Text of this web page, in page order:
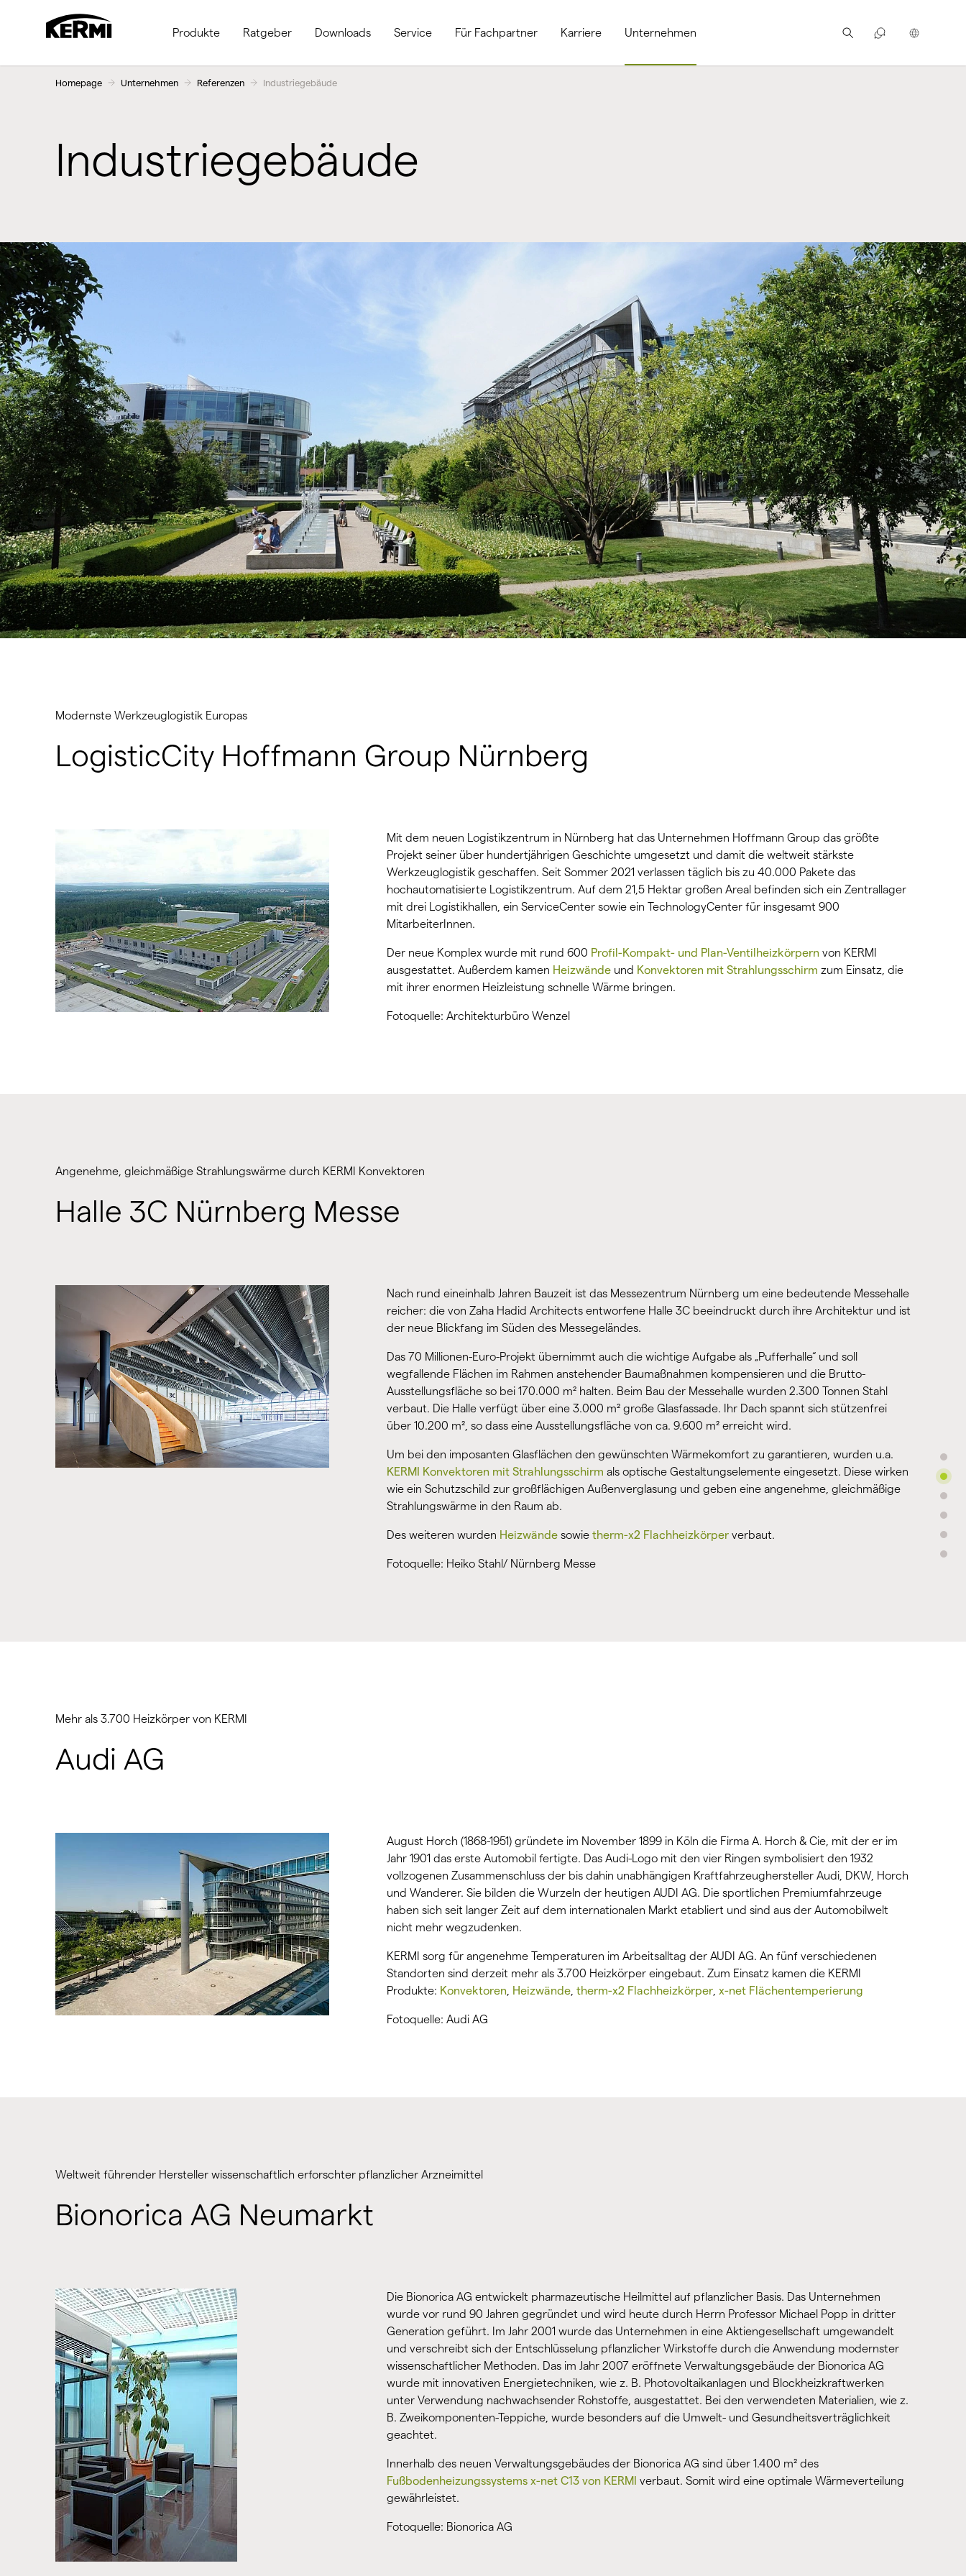
Produkte Ratgeber Downloads Service Für Fachpartner Karriere Unternehmen
Homepage Unternehmen Referenzen Industriegebäude
Industriegebäude
Modernste Werkzeuglogistik Europas
LogisticCity Hoffmann Group Nürnberg
Mit dem neuen Logistikzentrum in Nürnberg hat das Unternehmen Hoffmann Group das größte
Projekt seiner über hundertjährigen Geschichte umgesetzt und damit die weltweit stärkste
Werkzeuglogistik geschaffen. Seit Sommer 2021 verlassen täglich bis zu 40.000 Pakete das
hochautomatisierte Logistikzentrum. Auf dem 21,5 Hektar großen Areal befinden sich ein Zentrallager
mit drei Logistikhallen, ein ServiceCenter sowie ein TechnologyCenter für insgesamt 900
MitarbeiterInnen.
Der neue Komplex wurde mit rund 600 Profil-Kompakt- und Plan-Ventilheizkörpernvon KERMI
ausgestattet. Außerdem kamen Heizwändeund Konvektoren mit Strahlungsschirm zum Einsatz, die
mit ihrer enormen Heizleistung schnelle Wärme bringen.
Fotoquelle: Architekturbüro Wenzel
Angenehme, gleichmäßige Strahlungswärme durch KERMI Konvektoren
Halle 3C Nürnberg Messe
Nach rund eineinhalb Jahren Bauzeit ist das Messezentrum Nürnberg um eine bedeutende Messehalle
reicher: die von Zaha Hadid Architects entworfene Halle 3C beeindruckt durch ihre Architektur und ist
der neue Blickfang im Süden des Messegeländes.
Das 70 Millionen-Euro-Projekt übernimmt auch die wichtige Aufgabe als „Pufferhalle“ und soll
wegfallende Flächen im Rahmen anstehender Baumaßnahmen kompensieren und die Brutto-
Ausstellungsfläche so bei 170.000 m² halten. Beim Bau der Messehalle wurden 2.300 Tonnen Stahl
verbaut. Die Halle verfügt über eine 3.000 m² große Glasfassade. Ihr Dach spannt sich stützenfrei
über 10.200 m², so dass eine Ausstellungsfläche von ca. 9.600 m² erreicht wird.
Um bei den imposanten Glasflächen den gewünschten Wärmekomfort zu garantieren, wurden u.a.
KERMI Konvektoren mit Strahlungsschirm als optische Gestaltungselemente eingesetzt. Diese wirken
wie ein Schutzschild zur großflächigen Außenverglasung und geben eine angenehme, gleichmäßige
Strahlungswärme in den Raum ab.
Des weiteren wurden Heizwändesowie therm-x2 Flachheizkörperverbaut.
Fotoquelle: Heiko Stahl/ Nürnberg Messe
Mehr als 3.700 Heizkörper von KERMI
Audi AG
August Horch (1868-1951) gründete im November 1899 in Köln die Firma A. Horch & Cie, mit der er im
Jahr 1901 das erste Automobil fertigte. Das Audi-Logo mit den vier Ringen symbolisiert den 1932
vollzogenen Zusammenschluss der bis dahin unabhängigen Kraftfahrzeughersteller Audi, DKW, Horch
und Wanderer. Sie bilden die Wurzeln der heutigen AUDI AG. Die sportlichen Premiumfahrzeuge
haben sich seit langer Zeit auf dem internationalen Markt etabliert und sind aus der Automobilwelt
nicht mehr wegzudenken.
KERMI sorg für angenehme Temperaturen im Arbeitsalltag der AUDI AG. An fünf verschiedenen
Standorten sind derzeit mehr als 3.700 Heizkörper eingebaut. Zum Einsatz kamen die KERMI
Produkte: Konvektoren, Heizwände, therm-x2 Flachheizkörper, x-net Flächentemperierung
Fotoquelle: Audi AG
Weltweit führender Hersteller wissenschaftlich erforschter pflanzlicher Arzneimittel
Bionorica AG Neumarkt
Die Bionorica AG entwickelt pharmazeutische Heilmittel auf pflanzlicher Basis. Das Unternehmen
wurde vor rund 90 Jahren gegründet und wird heute durch Herrn Professor Michael Popp in dritter
Generation geführt. Im Jahr 2001 wurde das Unternehmen in eine Aktiengesellschaft umgewandelt
und verschreibt sich der Entschlüsselung pflanzlicher Wirkstoffe durch die Anwendung modernster
wissenschaftlicher Methoden. Das im Jahr 2007 eröffnete Verwaltungsgebäude der Bionorica AG
wurde mit innovativen Energietechniken, wie z. B. Photovoltaikanlagen und Blockheizkraftwerken
unter Verwendung nachwachsender Rohstoffe, ausgestattet. Bei den verwendeten Materialien, wie z.
B. Zweikomponenten-Teppiche, wurde besonders auf die Umwelt- und Gesundheitsverträglichkeit
geachtet.
Innerhalb des neuen Verwaltungsgebäudes der Bionorica AG sind über 1.400 m² des
Fußbodenheizungssystems x-net C13 von KERMI verbaut. Somit wird eine optimale Wärmeverteilung
gewährleistet.
Fotoquelle: Bionorica AG